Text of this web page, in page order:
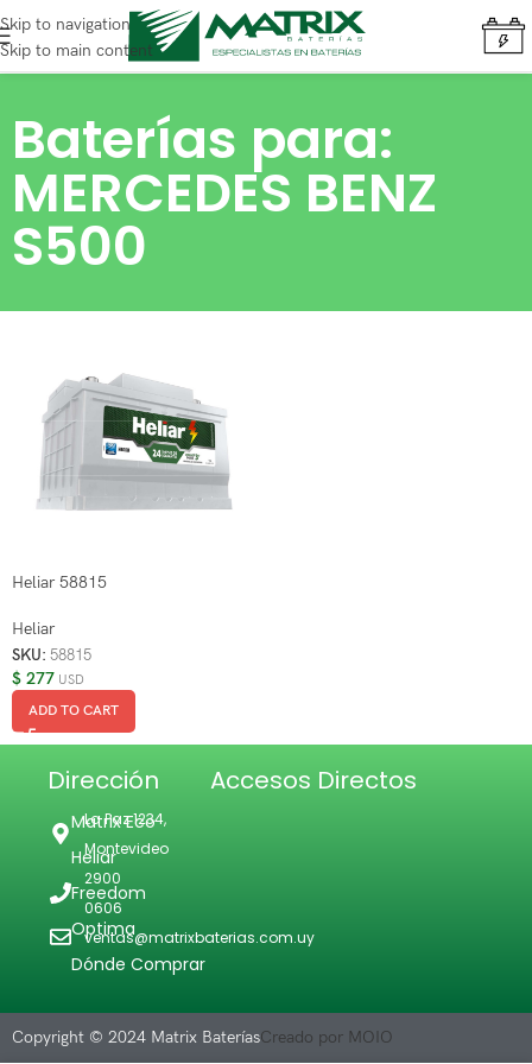
Skip to navigation
Skip to main content
Baterías para:
MERCEDES BENZ
S500
Heliar 58815
Heliar
SKU: 58815
$ 277 USD
ADD TO CART
Dirección
La Paz 1234,
Montevideo
2900
0606
ventas@matrixbaterias.com.uy
Accesos Directos
Matrix Eco
Heliar
Freedom
Optima
Dónde Comprar
Copyright © 2024 Matrix BateríasCreado por MOIO